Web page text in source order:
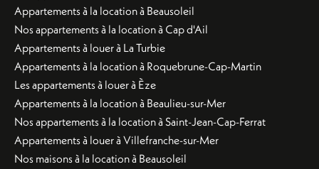
Appartements à la location à Beausoleil
Nos appartements à la location à Cap d'Ail
Appartements à louer à La Turbie
Appartements à la location à Roquebrune-Cap-Martin
Les appartements à louer à Èze
Appartements à la location à Beaulieu-sur-Mer
Nos appartements à la location à Saint-Jean-Cap-Ferrat
Appartements à louer à Villefranche-sur-Mer
Nos maisons à la location à Beausoleil